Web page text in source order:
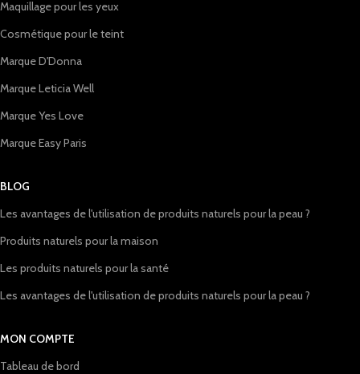
Maquillage pour les yeux
Cosmétique pour le teint
Marque D'Donna
Marque Leticia Well
Marque Yes Love
Marque Easy Paris
BLOG
Les avantages de l'utilisation de produits naturels pour la peau ?
Produits naturels pour la maison
Les produits naturels pour la santé
Les avantages de l'utilisation de produits naturels pour la peau ?
MON COMPTE
Tableau de bord